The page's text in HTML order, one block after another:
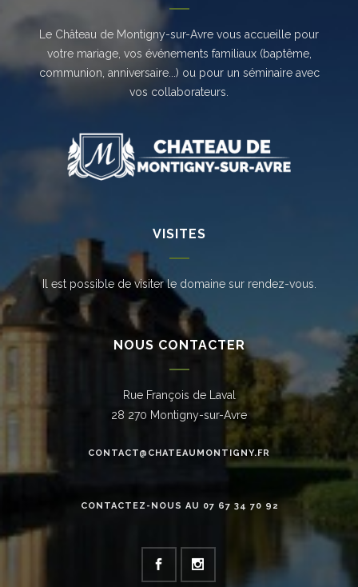
Le Château de Montigny-sur-Avre vous accueille pour
votre mariage, vos événements familiaux (baptême,
communion, anniversaire...) ou pour un séminaire avec
vos collaborateurs.
VISITES
Il est possible de visiter le domaine sur rendez-vous.
NOUS CONTACTER
Rue François de Laval
28 270 Montigny-sur-Avre
CONTACT@CHATEAUMONTIGNY.FR
CONTACTEZ-NOUS AU 07 67 34 70 92